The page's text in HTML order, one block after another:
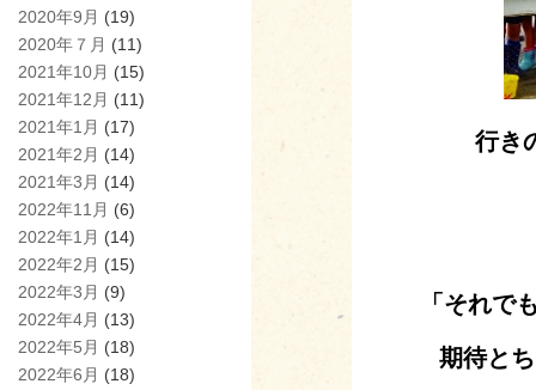
2020年9月 (19)
2020年７月 (11)
2021年10月 (15)
2021年12月 (11)
2021年1月 (17)
2021年2月 (14)
2021年3月 (14)
2022年11月 (6)
2022年1月 (14)
2022年2月 (15)
2022年3月 (9)
2022年4月 (13)
2022年5月 (18)
2022年6月 (18)
行き
「それで
期待と